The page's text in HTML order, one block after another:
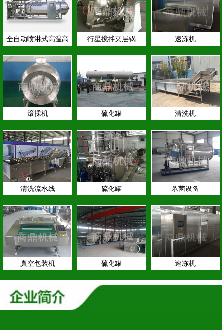
全自动喷淋式高温高
行星搅拌夹层锅 速冻机
滚揉机 硫化罐 清洗机
清洗流水线 硫化罐 杀菌设备
真空包装机 硫化罐 速冻机